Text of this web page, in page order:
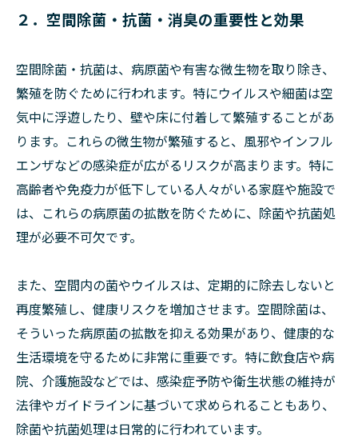
２．空間除菌・抗菌・消臭の重要性と効果
空間除菌・抗菌は、病原菌や有害な微生物を取り除き、
繁殖を防ぐために行われます。特にウイルスや細菌は空
気中に浮遊したり、壁や床に付着して繁殖することがあ
ります。これらの微生物が繁殖すると、風邪やインフル
エンザなどの感染症が広がるリスクが高まります。特に
高齢者や免疫力が低下している人々がいる家庭や施設で
は、これらの病原菌の拡散を防ぐために、除菌や抗菌処
理が必要不可欠です。
また、空間内の菌やウイルスは、定期的に除去しないと
再度繁殖し、健康リスクを増加させます。空間除菌は、
そういった病原菌の拡散を抑える効果があり、健康的な
生活環境を守るために非常に重要です。特に飲食店や病
院、介護施設などでは、感染症予防や衛生状態の維持が
法律やガイドラインに基づいて求められることもあり、
除菌や抗菌処理は日常的に行われています。